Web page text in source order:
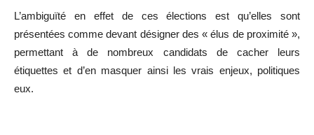
L’ambiguïté en effet de ces élections est qu’elles sont
présentées comme devant désigner des « élus de proximité »,
permettant à de nombreux candidats de cacher leurs
étiquettes et d’en masquer ainsi les vrais enjeux, politiques
eux.